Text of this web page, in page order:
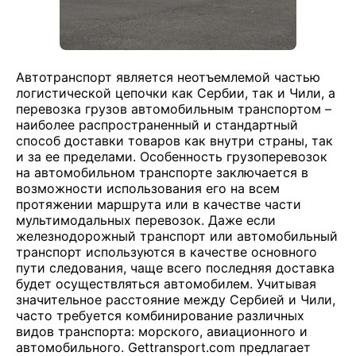
Автотранспорт является неотъемлемой частью
логистической цепочки как Сербии, так и Чили, а
перевозка грузов автомобильным транспортом –
наиболее распространенный и стандартный
способ доставки товаров как внутри страны, так
и за ее пределами. Особенность грузоперевозок
на автомобильном транспорте заключается в
возможности использования его на всем
протяжении маршрута или в качестве части
мультимодальных перевозок. Даже если
железнодорожный транспорт или автомобильный
транспорт используются в качестве основного
пути следования, чаще всего последняя доставка
будет осуществляться автомобилем. Учитывая
значительное расстояние между Сербией и Чили,
часто требуется комбинирование различных
видов транспорта: морского, авиационного и
автомобильного. Gettransport.com предлагает